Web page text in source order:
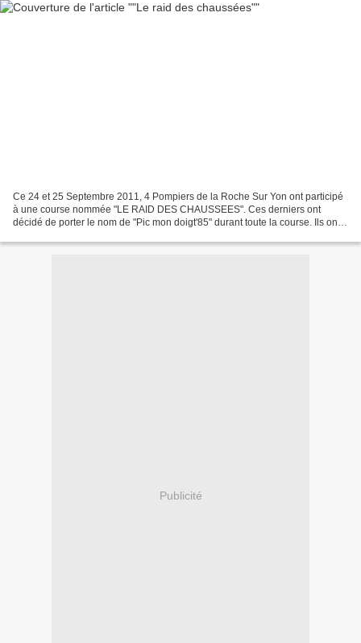
Ce 24 et 25 Septembre 2011, 4 Pompiers de la Roche Sur Yon ont participé
à une course nommée "LE RAID DES CHAUSSEES". Ces derniers ont
décidé de porter le nom de "Pic mon doigt'85" durant toute la course. Ils ont
Publicité